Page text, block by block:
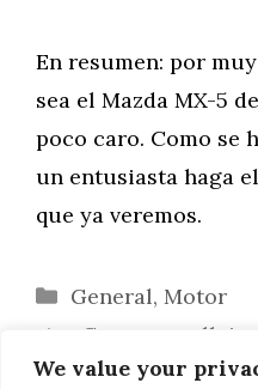
We value your
En resumen: por
sea el Mazda MX-5
poco caro. Como se
un entusiasta haga
que ya veremos.
Categorías
General, Motor
¿Carreras
sólo si tienes mucho